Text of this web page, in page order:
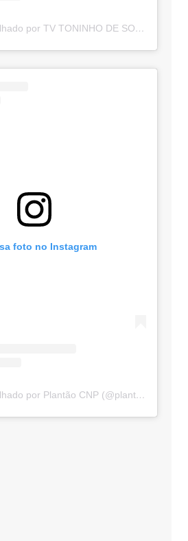
Um post compartilhado por TV TONINHO DE SOUZA (@toninhodesouzamt)
foto no Instagram
Um post compartilhado por Plantão CNP (@plantaocnp)